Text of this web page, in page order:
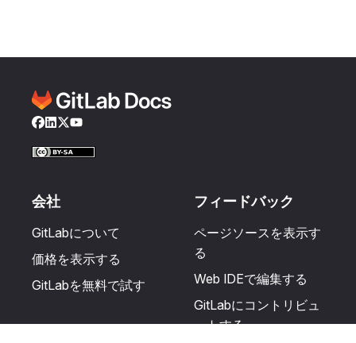
Facebook
LinkedIn
Twitter
YouTube
会社
GitLabについて
価格を表示する
GitLabを無料で試す
フィードバック
ページソースを表示す
る
Web IDEで編集する
GitLabにコントリビュ
ートする